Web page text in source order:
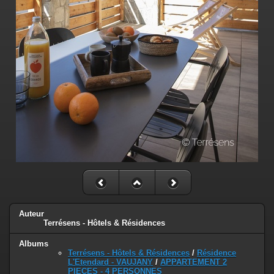
Auteur
Terrésens - Hôtels & Résidences
Albums
Terrésens - Hôtels & Résidences / Résidence
L'Etendard - VAUJANY / APPARTEMENT 2
PIECES - 4 PERSONNES